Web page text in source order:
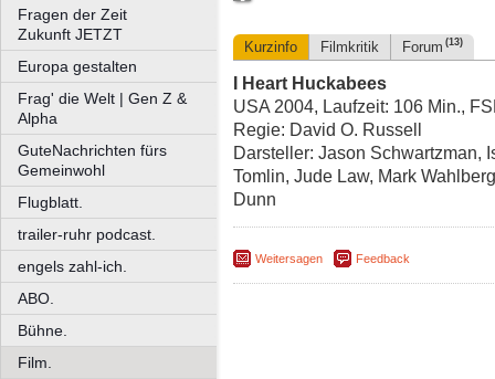
Fragen der Zeit
Zukunft JETZT
Europa gestalten
Frag' die Welt | Gen Z &
Alpha
GuteNachrichten fürs
Gemeinwohl
Flugblatt.
trailer-ruhr podcast.
engels zahl-ich.
ABO.
Bühne.
Film.
Kurzinfo Filmkritik Forum (13)
I Heart Huckabees
USA 2004, Laufzeit: 106 Min.,
Regie: David O. Russell
Darsteller: Jason Schwartzman,
Tomlin, Jude Law, Mark
Dunn
Weitersagen Feedback